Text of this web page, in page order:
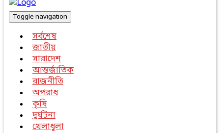
Toggle navigation
সর্বশেষ
জাতীয়
সারাদেশ
আন্তর্জাতিক
রাজনীতি
অপরাধ
কৃষি
দুর্ঘটনা
খেলাধুলা